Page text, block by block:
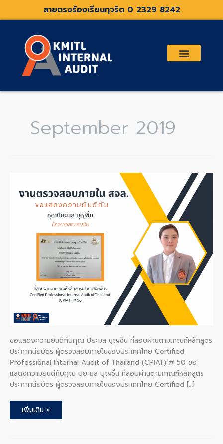
สายตรงร้องเรียนทุจริต 0 2329 8242
September 2019
ขอแสดงความยินดีกับคุณ ปิยะมล บุญชื่น ที่สอบผ่านตามเกณฑ์หลักสูตร
ประกาศนียบัตร ผู้ตรวจสอบภายในของประเทศไทย Certified
Professional Internal Audit of Thailand (CPIAT) # 50 ขอ
แสดงความยินดีกับคุณ ปิยะมล บุญชื่น ที่สอบผ่านตามเกณฑ์หลักสูตร
ประกาศนียบัตร ผู้ตรวจสอบภายในของประเทศไทย Certified […]
ความ
ยินดี
หลักสูตร
ประกาศนียบัตร
ตรวจ
สอบ
ของ
ประเทศไทย
Certified
Internal
Audit
of
Thailand
(CPIAT)
#
5
เพิ่มเติม »